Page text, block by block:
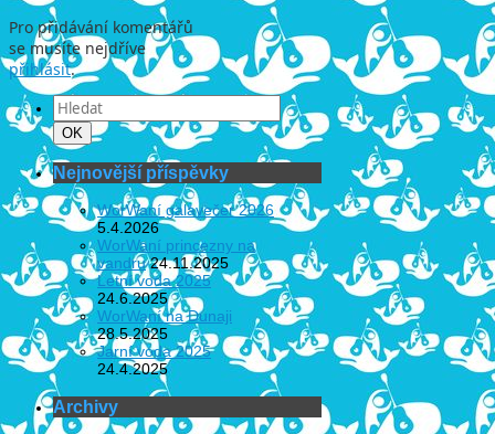
Pro přidávání komentářů
se musíte nejdříve
přihlásit.
Search
for:
Hledat
OK
Nejnovější příspěvky
WorWaní galavečer 2026
5.4.2026
WorWaní princezny na
vandru 24.11.2025
Letní voda 2025
24.6.2025
WorWaní na Dunaji
28.5.2025
Jarní voda 2025
24.4.2025
Archivy